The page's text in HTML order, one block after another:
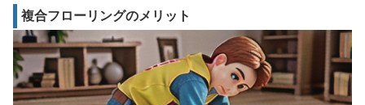
複合フローリングのメリット